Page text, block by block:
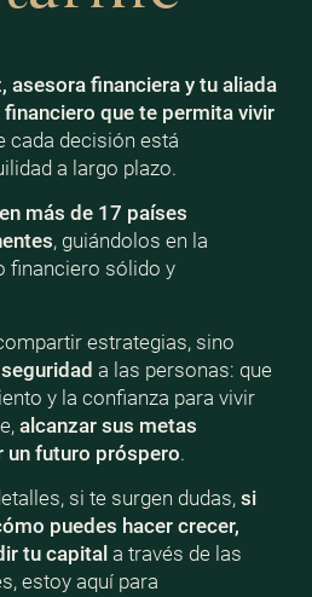
asesora financiera y tu aliada
que te permita vivir
cada decisión está
a largo plazo.
más de 17 países
, guiándolos en la
financiero sólido y
estrategias, sino
a las personas: que
y la confianza para vivir
alcanzar sus metas
un futuro próspero.
si te surgen dudas, si
puedes hacer crecer,
tu capital a través de las
estoy aquí para